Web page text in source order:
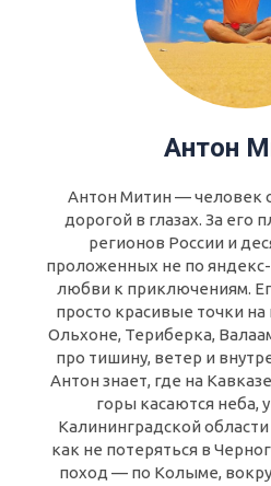
Антон
Антон Митин — человек
дорогой в глазах. За его
регионов России и
проложенных не по
любви к приключениям.
просто красивые точки на
Ольхоне, Териберка,
про тишину, ветер и
Антон знает, где на
горы касаются неба,
Калининградской области
как не потеряться в
поход — по Колыме,